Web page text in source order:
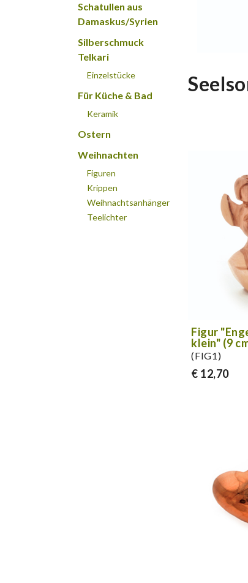
Schatullen aus
Damaskus/Syrien
Silberschmuck
Telkari
Einzelstücke
Für Küche & Bad
Keramik
Ostern
Weihnachten
Figuren
Krippen
Weihnachtsanhänger
Teelichter
Figur
klein" (9
(FIG1)
€ 12,70